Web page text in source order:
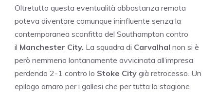
Oltretutto questa eventualità abbastanza remota
poteva diventare comunque ininfluente senza la
contemporanea sconfitta del Southampton contro
il Manchester City. La squadra di Carvalhal non si è
però nemmeno lontanamente avvicinata all’impresa
perdendo 2-1 contro lo Stoke City già retrocesso. Un
epilogo amaro per i gallesi che per tutta la stagione